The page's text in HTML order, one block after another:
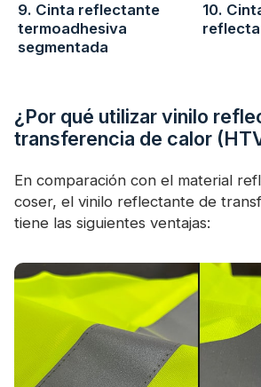
9. Cinta reflectante
termoadhesiva
segmentada
10.
¿Por qué utilizar vinilo
transferencia de calor
En comparación con el material
coser, el vinilo reflectante de
tiene las siguientes ventajas: